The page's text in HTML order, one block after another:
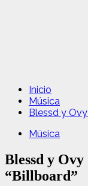
Inicio
Música
Blessd y
Música
Blessd y Ovy
“Billboard”